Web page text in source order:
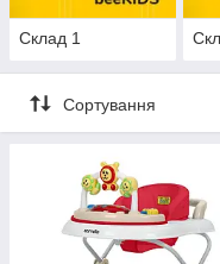
Склад 1
Сортування